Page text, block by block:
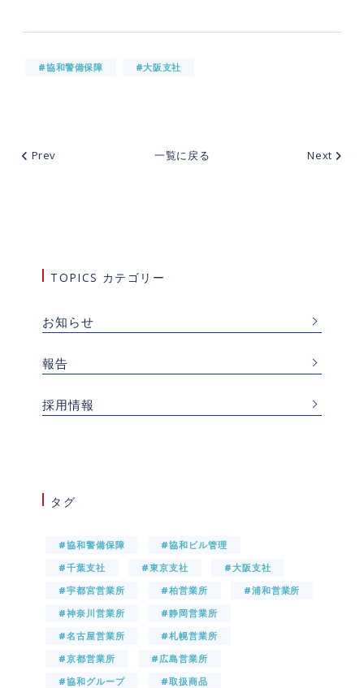
TOPICS カテゴリー
お知らせ
報告
採用情報
タグ
#協和警備保障
#協和ビル管理
#千葉支社
#東京支社
#大阪支社
#宇都宮営業所
#柏営業所
#浦和営業所
#神奈川営業所
#静岡営業所
#名古屋営業所
#札幌営業所
#京都営業所
#広島営業所
#協和グループ
#取扱商品
#協和警備保障 #大阪支社
Prev 一覧に戻る Next